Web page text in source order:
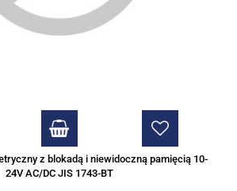
z blokadą i niewidoczną pamięcią 10-
24V AC/DC JIS 1743-BT